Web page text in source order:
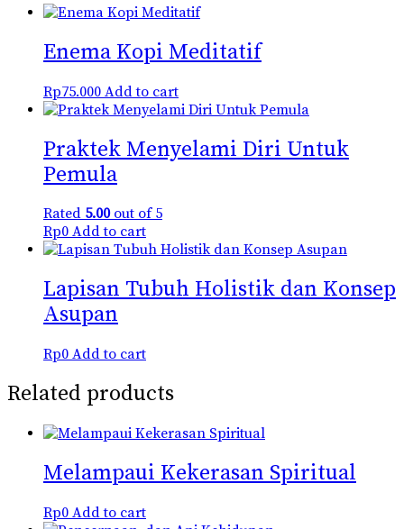
Enema Kopi Meditatif
Rp75.000 Add to cart
Praktek Menyelami Diri Untuk
Pemula
Rated 5.00out of 5
Rp0 Add to cart
Lapisan Tubuh Holistik dan Konsep
Asupan
Rp0 Add to cart
Related products
Melampaui Kekerasan Spiritual
Rp0 Add to cart